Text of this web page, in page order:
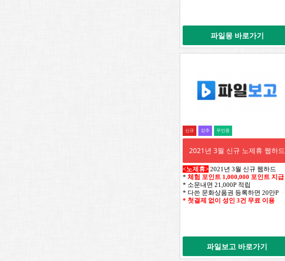
파일몽 바로가기
신규 강추 무인증
2021년 3월 신규 노제휴 웹하드
<노제휴> 2021년 3월 신규 웹하드
* 체험 포인트 1,000,000 포인트 지급
* 소문내면 21,000P 적립
* 다쓴 문화상품권 등록하면 20만P
* 첫결제 없이 성인 3건 무료 이용
파일보고 바로가기